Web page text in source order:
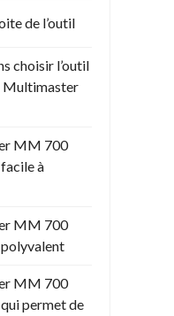
de l’outil
choisir l’outil
Multimaster
MM 700
à
MM 700
MM 700
permet de